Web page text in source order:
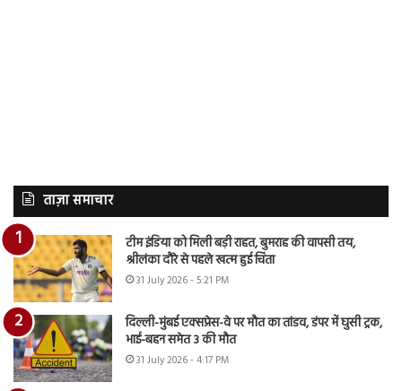
ताज़ा समाचार
टीम इंडिया को मिली बड़ी राहत, बुमराह की वापसी तय,
श्रीलंका दौरे से पहले खत्म हुई चिंता
31 July 2026 - 5:21 PM
दिल्ली-मुंबई एक्सप्रेस-वे पर मौत का तांडव, डंपर में घुसी ट्रक,
भाई-बहन समेत 3 की मौत
31 July 2026 - 4:17 PM